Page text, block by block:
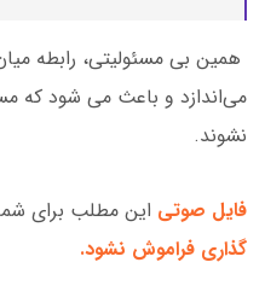
همین بی مسئولیتی، رابطه
می‌اندازد و باعث می شود که
نشوند.
فایل صوتی این مطلب برای
گذاری فراموش نشود.